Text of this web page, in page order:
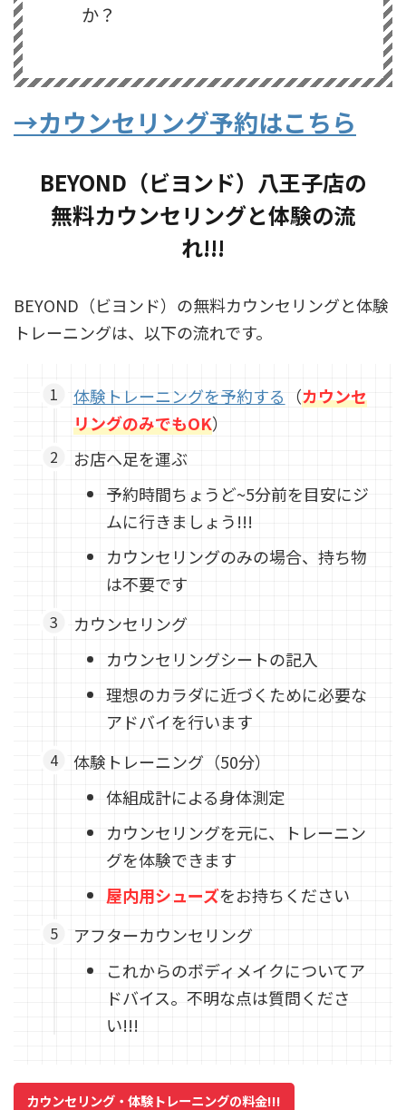
か？
→カウンセリング予約はこちら
BEYOND（ビヨンド）八王子店の
無料カウンセリングと体験の流
れ!!!
BEYOND（ビヨンド）の無料カウンセリングと体験
トレーニングは、以下の流れです。
体験トレーニングを予約する （カウンセ
リングのみでもOK）
お店へ足を運ぶ
予約時間ちょうど~5分前を目安にジ
ムに行きましょう!!!
カウンセリングのみの場合、持ち物
は不要です
カウンセリング
カウンセリングシートの記入
理想のカラダに近づくために必要な
アドバイを行います
体験トレーニング（50分）
体組成計による身体測定
カウンセリングを元に、トレーニン
グを体験できます
屋内用シューズをお持ちください
アフターカウンセリング
これからのボディメイクについてア
ドバイス。不明な点は質問くださ
い!!!
カウンセリング・体験トレーニングの料金!!!